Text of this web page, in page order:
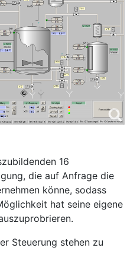
16
die auf Anfrage die
könne, sodass
hat seine eigene
Steuerung stehen zu